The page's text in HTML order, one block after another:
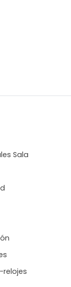
Sala